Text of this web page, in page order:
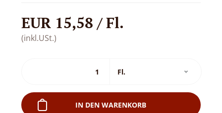
EUR 15,58 / Fl.
(inkl.USt.)
IN DEN WARENKORB